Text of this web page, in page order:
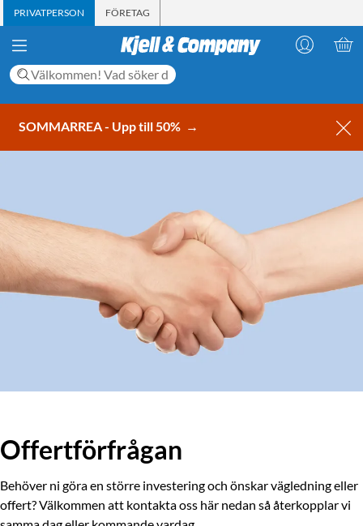
PRIVATPERSON FÖRETAG
SOMMARREA - Upp till 50% →
Offertförfrågan
Behöver ni göra en större investering och önskar vägledning eller
offert? Välkommen att kontakta oss här nedan så återkopplar vi